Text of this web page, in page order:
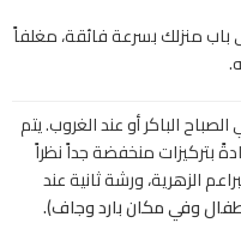
باب منزلك بسرعة فائقة، مغلفاً
الباكر أو عند الغروب. يتم
بتركيزات منخفضة جداً نظراً
الزهرية، ورشة ثانية عند
وفي مكان بارد وجاف).